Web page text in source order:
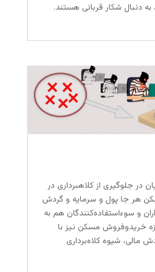
دنبال شکار قربانی هستند.
در جلوگیری از کلاهبرداری در
هر جا پول و سرمایه و گردش
و سوءاستفاده‌کنندگان هم به
خریدوفروش مسکن نیز با
مالی، شیوه کلاه‌برداری